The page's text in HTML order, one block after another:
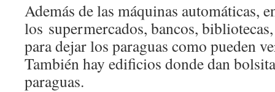
Además de las máquinas automáticas,
los supermercados, bancos,
para dejar los paraguas como pueden
También hay edificios donde dan
paraguas.